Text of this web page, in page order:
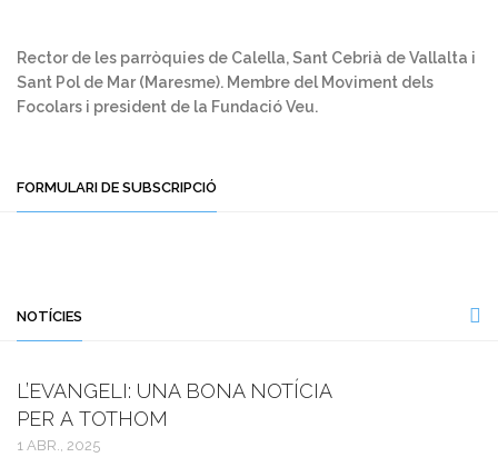
Rector de les parròquies de Calella, Sant Cebrià de Vallalta i
Sant Pol de Mar (Maresme). Membre del Moviment dels
Focolars i president de la Fundació Veu.
FORMULARI DE SUBSCRIPCIÓ
NOTÍCIES
L’EVANGELI: UNA BONA NOTÍCIA
PER A TOTHOM
1 ABR., 2025